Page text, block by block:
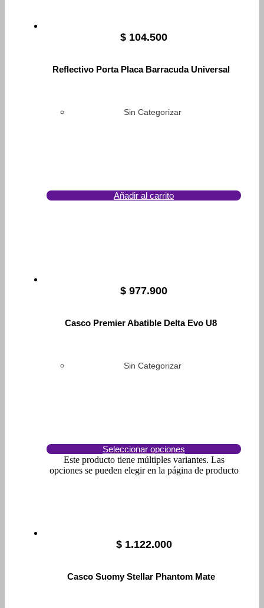
$ 104.500
Reflectivo Porta Placa Barracuda Universal
Sin Categorizar
Añadir al carrito
$ 977.900
Casco Premier Abatible Delta Evo U8
Sin Categorizar
Seleccionar opciones
Este producto tiene múltiples variantes. Las
opciones se pueden elegir en la página de producto
$1.122.000
Casco Suomy Stellar Phantom Mate